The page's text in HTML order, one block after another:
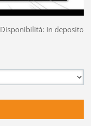
Disponibilità: In deposito